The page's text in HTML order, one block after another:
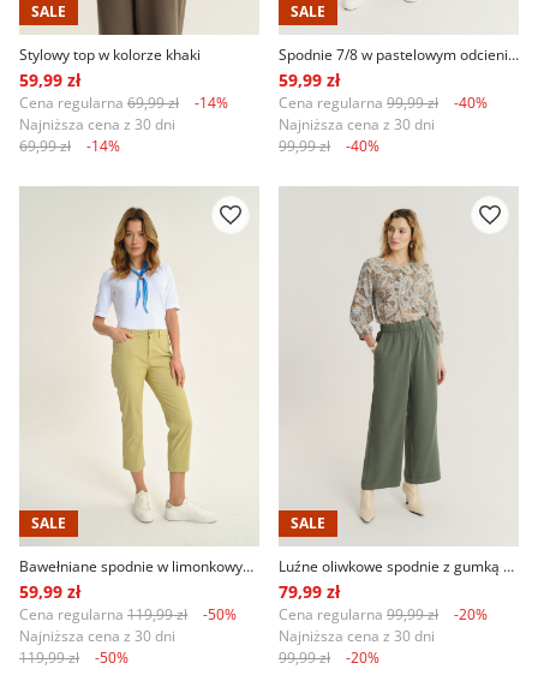
SALE
Stylowy top w kolorze khaki
59,99 zł
Cena regularna 69,99 zł
-14%
Najniższa cena z 30 dni
69,99 zł
-14%
SALE
Spodnie 7/8 w pastelowym odcieniu zieleni
59,99 zł
Cena regularna 99,99 zł
-40%
Najniższa cena z 30 dni
99,99 zł
-40%
SALE
Bawełniane spodnie w limonkowym kolorze
59,99 zł
Cena regularna 119,99 zł
-50%
Najniższa cena z 30 dni
119,99 zł
-50%
SALE
Luźne oliwkowe spodnie z gumką w talii
79,99 zł
Cena regularna 99,99 zł
-20%
Najniższa cena z 30 dni
99,99 zł
-20%